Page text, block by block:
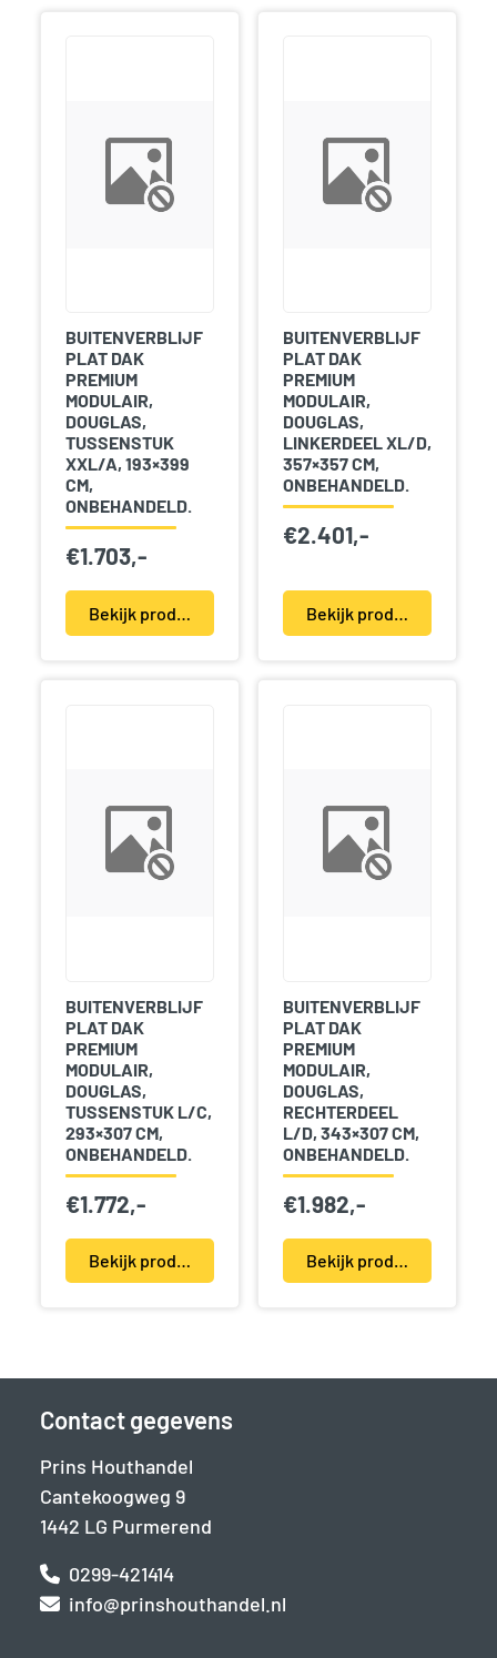
BUITENVERBLIJF
PLAT DAK
PREMIUM
MODULAIR,
DOUGLAS,
TUSSENSTUK
XXL/A, 193×399
CM,
ONBEHANDELD.
€1.703,-
BUITENVERBLIJF
PLAT DAK
PREMIUM
MODULAIR,
DOUGLAS,
LINKERDEEL XL/D,
357×357 CM,
ONBEHANDELD.
€2.401,-
BUITENVERBLIJF
PLAT DAK
PREMIUM
MODULAIR,
DOUGLAS,
TUSSENSTUK L/C,
293×307 CM,
ONBEHANDELD.
€1.772,-
Bekijk product(en)
BUITENVERBLIJF
PLAT DAK
PREMIUM
MODULAIR,
DOUGLAS,
RECHTERDEEL
L/D, 343×307 CM,
ONBEHANDELD.
€1.982,-
Bekijk product(en)
Contact gegevens
Prins Houthandel
Cantekoogweg 9
1442 LG Purmerend
0299-421414
info@prinshouthandel.nl